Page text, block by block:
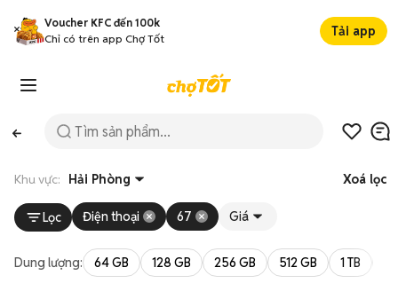
Voucher KFC đến 100k
Chỉ có trên app Chợ Tốt
Tải app
Khu vực: Hải Phòng Xoá lọc
Lọc Điện thoại 67 Giá
Dung lượng: 64 GB 128 GB 256 GB 512 GB 1 TB